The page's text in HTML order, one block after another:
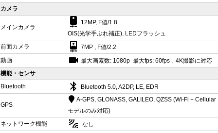
カメラ
メインカメラ camera_rear
12MP, F値/1.8
OIS(光学手ぶれ補正), LEDフラッシュ
前面カメラ
camera_front 7MP , F値/2.2
動画
videocam 最大画素数: 1080p 最大fps: 60fps , 4K撮影に対応
機能・センサ
Bluetooth
bluetooth Bluetooth 5.0, A2DP, LE, EDR
GPS
A-GPS, GLONASS, GALILEO, QZSS (Wi‑Fi + Cellular
モデルのみ対応)
ネットワーク機能
leak_add なし